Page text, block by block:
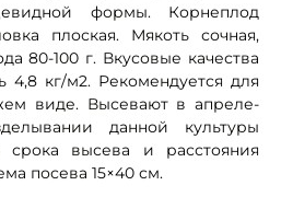
формы. Корнеплод
плоская. Мякоть сочная,
80-100 г. Вкусовые качества
4,8 кг/м2. Рекомендуется для
виде. Высевают в апреле-
данной культуры
срока высева и расстояния
посева 15×40 см.